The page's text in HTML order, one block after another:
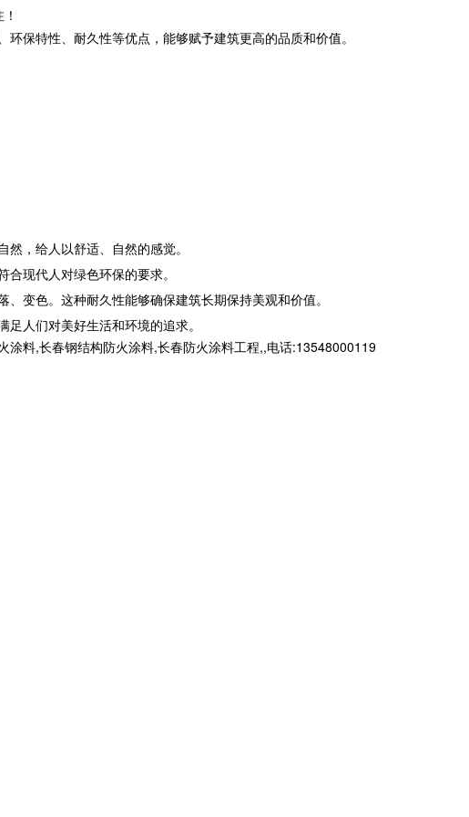
保特性、耐久性等优点，能够赋予建筑更高的品质和价值。
，给人以舒适、自然的感觉。
现代人对绿色环保的要求。
变色。这种耐久性能够确保建筑长期保持美观和价值。
人们对美好生活和环境的追求。
料,长春钢结构防火涂料,长春防火涂料工程,,电话:13548000119